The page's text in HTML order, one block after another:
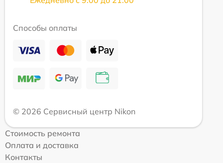
Способы оплаты
© 2026 Сервисный центр Nikon
Стоимость ремонта
Оплата и доставка
Контакты